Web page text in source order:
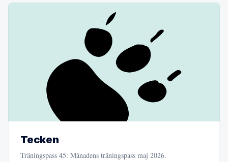
Tecken
Träningspass 45: Månadens träningspass maj 2026.